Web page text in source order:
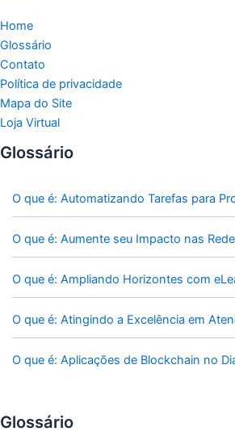
Home
Glossário
Contato
Política de privacidade
Mapa do Site
Loja Virtual
Glossário
O que é: Automatizando Tarefas para
O que é: Aumente seu Impacto nas
O que é: Ampliando Horizontes com
O que é: Atingindo a Excelência em
O que é: Aplicações de Blockchain no
Glossário